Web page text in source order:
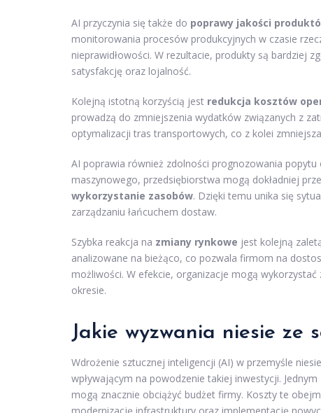
AI przyczynia się także do poprawy jakości
monitorowania procesów produkcyjnych w czasie
nieprawidłowości. W rezultacie, produkty są bardziej
satysfakcję oraz lojalność.
Kolejną istotną korzyścią jest redukcja kosztów
prowadzą do zmniejszenia wydatków związanych z
optymalizacji tras transportowych, co z kolei
AI poprawia również zdolności prognozowania
maszynowego, przedsiębiorstwa mogą dokładniej
wykorzystanie zasobów. Dzięki temu unika się
zarządzaniu łańcuchem dostaw.
Szybka reakcja na zmiany rynkowe jest kolejną
analizowane na bieżąco, co pozwala firmom na
możliwości. W efekcie, organizacje mogą
okresie.
Jakie wyzwania niesie ze
Wdrożenie sztucznej inteligencji (AI) w przemyśle
wpływającym na powodzenie takiej inwestycji.
mogą znacznie obciążyć budżet firmy. Koszty te